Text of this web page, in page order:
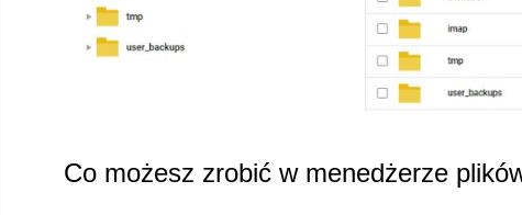
Co możesz zrobić w menedżerze